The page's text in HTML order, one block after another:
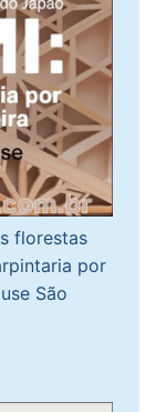
florestas
por
São